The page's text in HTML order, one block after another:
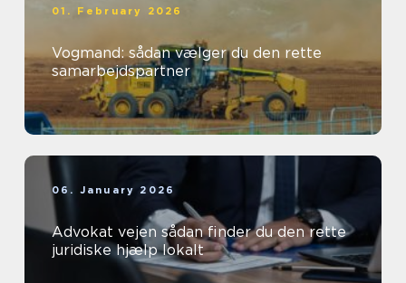
01. February 2026
Vogmand: sådan vælger du den rette
samarbejdspartner
06. January 2026
Advokat vejen sådan finder du den rette
juridiske hjælp lokalt